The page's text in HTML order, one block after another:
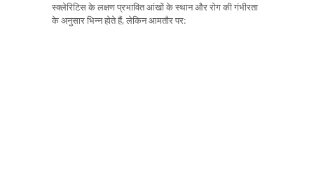
स्क्लेरिटिस के लक्षण प्रभावित आंखों के स्थान और रोग की गंभीरता
के अनुसार भिन्न होते हैं, लेकिन आमतौर पर: